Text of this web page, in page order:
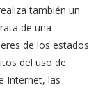
también un
de una
de los estados
del uso de
Internet, las